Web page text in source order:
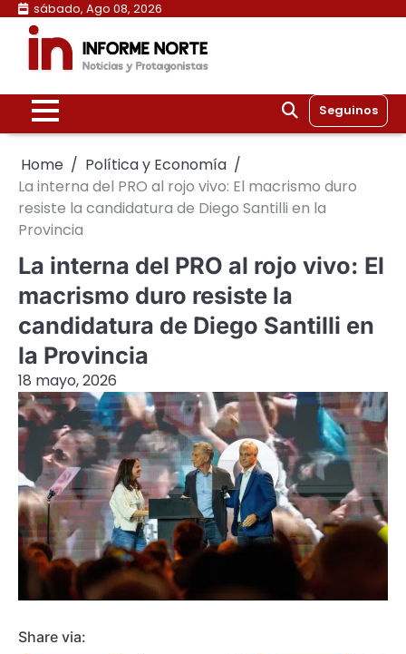
Skip
content
sábado, Ago 08, 2026
Seguinos
Home
Política y Economía
La interna del PRO al rojo vivo: El macrismo duro
resiste la candidatura de Diego Santilli en la
Provincia
La interna del PRO al rojo vivo: El
macrismo duro resiste la
candidatura de Diego Santilli en
la Provincia
18 mayo, 2026
Share via: